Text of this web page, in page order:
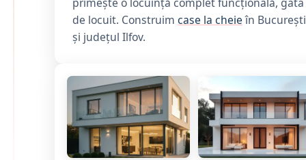
de locuit. Construim case la cheieîn București
și județul Ilfov.